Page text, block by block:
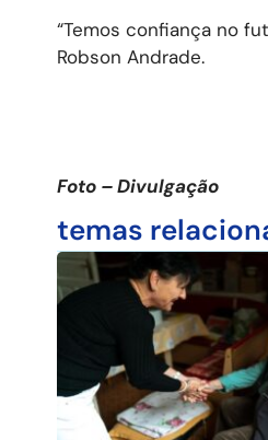
“Temos confiança no
Robson Andrade.
Foto – Divulgação
temas